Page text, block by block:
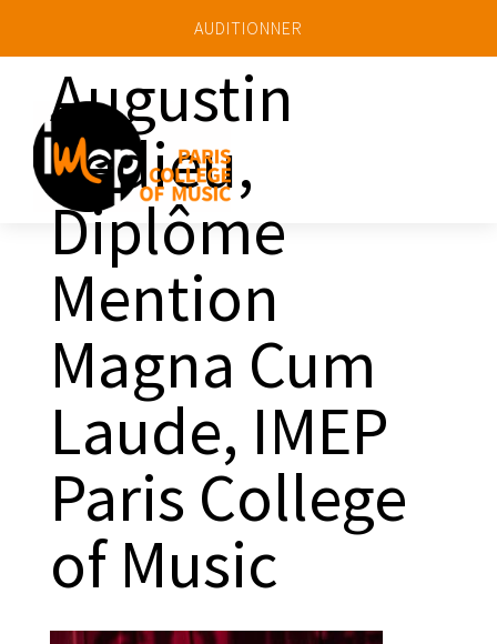
AUDITIONNER
Augustin
Ledieu,
Diplôme
Mention
Magna Cum
Laude, IMEP
Paris College
of Music